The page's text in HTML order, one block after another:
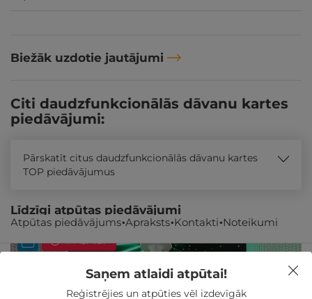
Biežāk uzdotie jautājumi
Atpūtas piedāvājums Apraksts Kontakti Noteikumi
Citi daudzfunkcionālās dāvanu kartes
piedāvājumi:
Pārskatīt citus daudzfunkcionālās dāvanu kartes
TOP piedāvājumus
Līdzīgi atpūtas piedāvājumi
ĪPAŠAIS!
Saņem atlaidi atpūtai!
Reģistrējies un atpūties vēl izdevīgāk